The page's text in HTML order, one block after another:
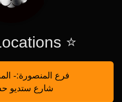
⭐
فرع المنصورة:-
شارع ستديو